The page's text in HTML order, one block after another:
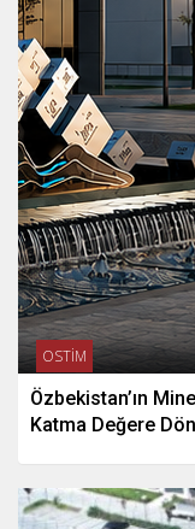
OSTİM
Özbekistan’ın
Katma Değere